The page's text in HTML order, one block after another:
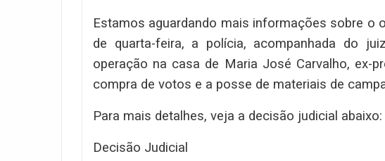
Estamos aguardando mais informações sobre o
de quarta-feira, a polícia, acompanhada do
operação na casa de Maria José Carvalho, ex-
compra de votos e a posse de materiais de
Para mais detalhes, veja a decisão judicial abaixo:
Decisão Judicial